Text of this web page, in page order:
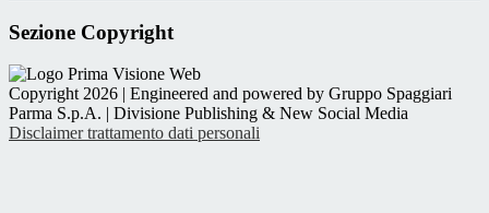
Sezione Copyright
Copyright 2026 | Engineered and powered by Gruppo Spaggiari
Parma S.p.A. | Divisione Publishing & New Social Media
Disclaimer trattamento dati personali